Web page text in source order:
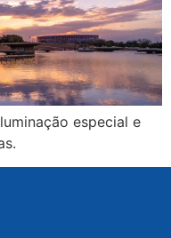
especial e